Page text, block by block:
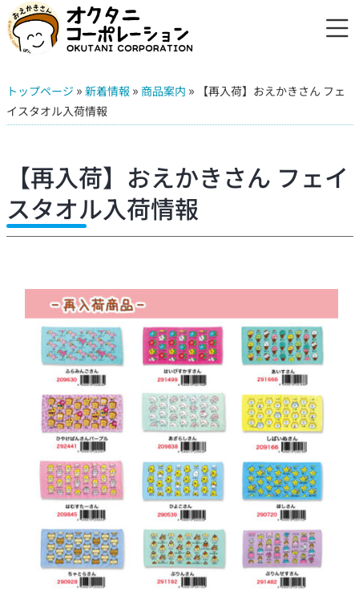
トップページ » 新着情報 » 商品案内 » 【再入荷】おえかきさん フェ
イスタオル入荷情報
【再入荷】おえかきさん フェイ
スタオル入荷情報